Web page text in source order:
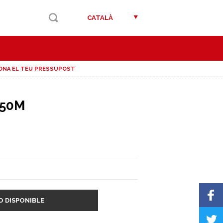
CATALÀ
EL TEU PRESSUPOST
DISPONIBLE